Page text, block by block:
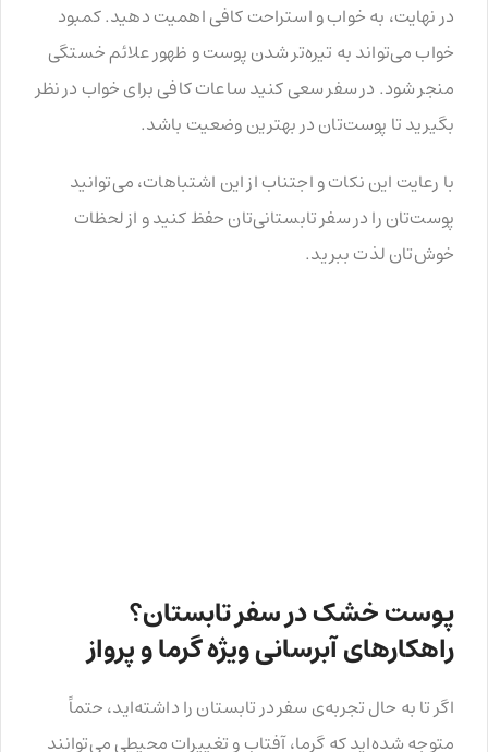
در نهایت، به خواب و استراحت کافی اهمیت دهید. کمبود
خواب می‌تواند به تیره‌تر شدن پوست و ظهور علائم خستگی
منجر شود. در سفر سعی کنید ساعات کافی برای خواب در نظر
بگیرید تا پوست‌تان در بهترین وضعیت باشد.
با رعایت این نکات و اجتناب از این اشتباهات، می‌توانید
پوست‌تان را در سفر تابستانی‌تان حفظ کنید و از لحظات
خوش‌تان لذت ببرید.
پوست خشک در سفر تابستان؟
راهکارهای آبرسانی ویژه گرما و پرواز
اگر تا به حال تجربه‌ی سفر در تابستان را داشته‌اید، حتماً
متوجه شده‌اید که گرما، آفتاب و تغییرات محیطی می‌توانند